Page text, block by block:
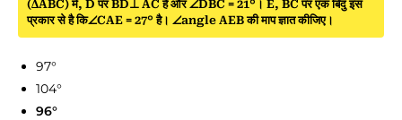
(ΔABC) में, D पर BD⊥ AC है और ∠DBC = 21°। E, BC पर एक बिंदु इस
प्रकार से है कि∠CAE = 27° है। ∠angle AEB की माप ज्ञात कीजिए।
97°
104°
96°